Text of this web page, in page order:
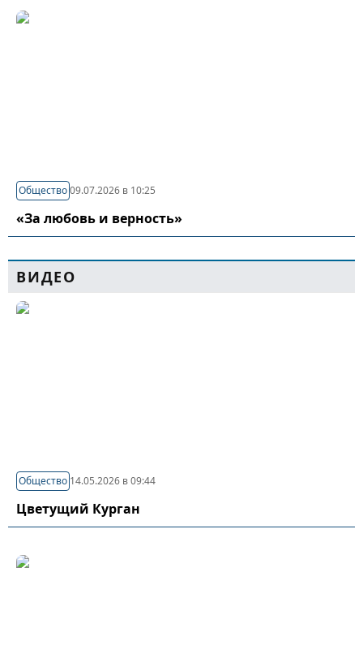
Общество09.07.2026 в 10:25
«За любовь и верность»
ВИДЕО
Общество 14.05.2026 в 09:44
Цветущий Курган